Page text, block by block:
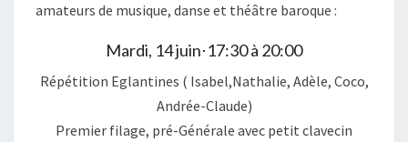
amateurs de musique, danse et théâtre baroque :
Mardi, 14 juin⋅17:30 à 20:00
Répétition Eglantines ( Isabel,Nathalie, Adèle, Coco,
Andrée-Claude)
Premier filage, pré-Générale avec petit clavecin